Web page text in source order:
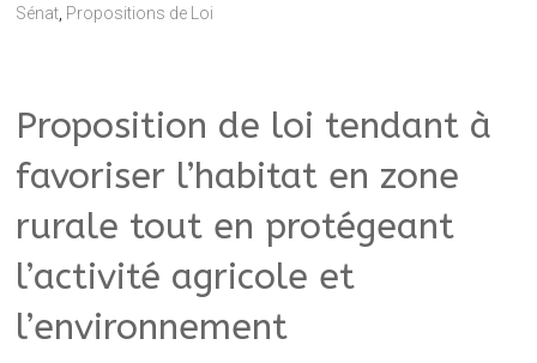
Sénat Propositions de Loi
Proposition de loi tendant à
favoriser l’habitat en zone
rurale tout en protégeant
l’activité agricole et
l’environnement